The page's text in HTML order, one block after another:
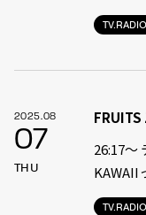
TV.RADIO
2025.08
07
THU
TV.RADIO
FRUITS
26:17～
KAWAII